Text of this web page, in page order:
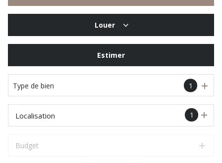
De l'immo pro
Louer
Estimer
Type de bien 1
1
Localisation
Budget